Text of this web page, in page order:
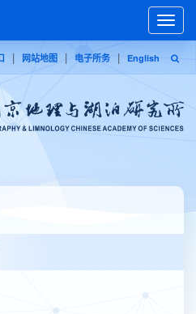
| 网站地图 | 电子所务 | English
Toggle